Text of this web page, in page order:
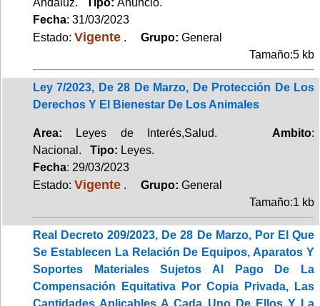
Fecha: 31/03/2023
Estado: Vigente . Grupo: General
Tamaño:5 kb
Ley 7/2023, De 28 De Marzo, De Protección De Los
Derechos Y El Bienestar De Los Animales
Area: Leyes de Interés,Salud. Ambito:
Nacional. Tipo: Leyes.
Fecha: 29/03/2023
Estado: Vigente . Grupo: General
Tamaño:1 kb
Real Decreto 209/2023, De 28 De Marzo, Por El Que
Se Establecen La Relación De Equipos, Aparatos Y
Soportes Materiales Sujetos Al Pago De La
Compensación Equitativa Por Copia Privada, Las
Cantidades Aplicables A Cada Uno De Ellos Y La